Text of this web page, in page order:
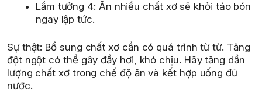
Lầm tưởng 4: Ăn nhiều chất xơ sẽ khỏi táo bón
ngay lập tức.
Sự thật: Bổ sung chất xơ cần có quá trình từ từ. Tăng
đột ngột có thể gây đầy hơi, khó chịu. Hãy tăng dần
lượng chất xơ trong chế độ ăn và kết hợp uống đủ
nước.